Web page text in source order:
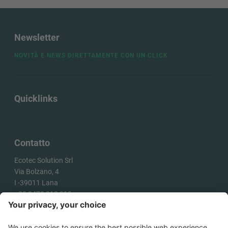
Contatto
Ecotec Solution Srl
Via Bolzano, 4
I -39011 Lana
+39 0473 313 010
info@ecotecsolution.com
COME ARRIVARE
Quicklinks
Newsletter
NOVITÀ E NEWS DIRETTAMENTE CON UN CLICK